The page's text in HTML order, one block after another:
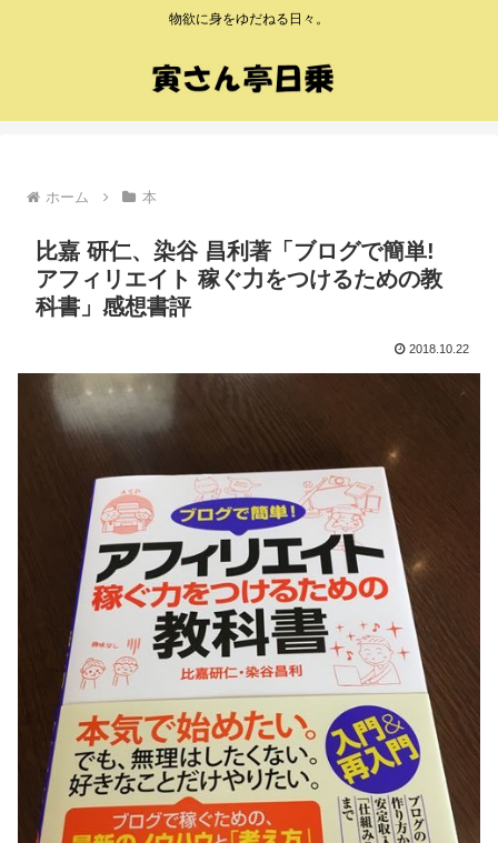
物欲に身をゆだねる日々。
ホーム 本
比嘉 研仁、染谷 昌利著「ブログで簡単!
アフィリエイト 稼ぐ力をつけるための教
科書」感想書評
2018.10.22